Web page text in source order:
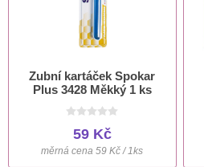
Zubní kartáček Spokar
Plus 3428 Měkký 1 ks
59 Kč
měrná cena 59 Kč / 1ks